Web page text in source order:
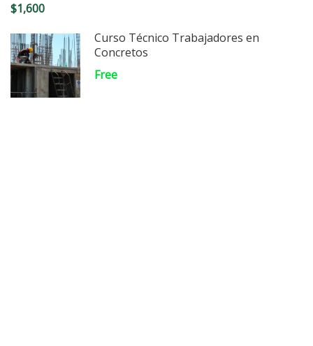
$1,600
Curso Técnico Trabajadores en
Concretos
Free